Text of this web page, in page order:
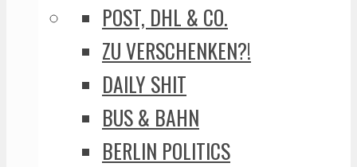
POST, DHL & CO.
ZU VERSCHENKEN?!
DAILY SHIT
BUS & BAHN
BERLIN POLITICS